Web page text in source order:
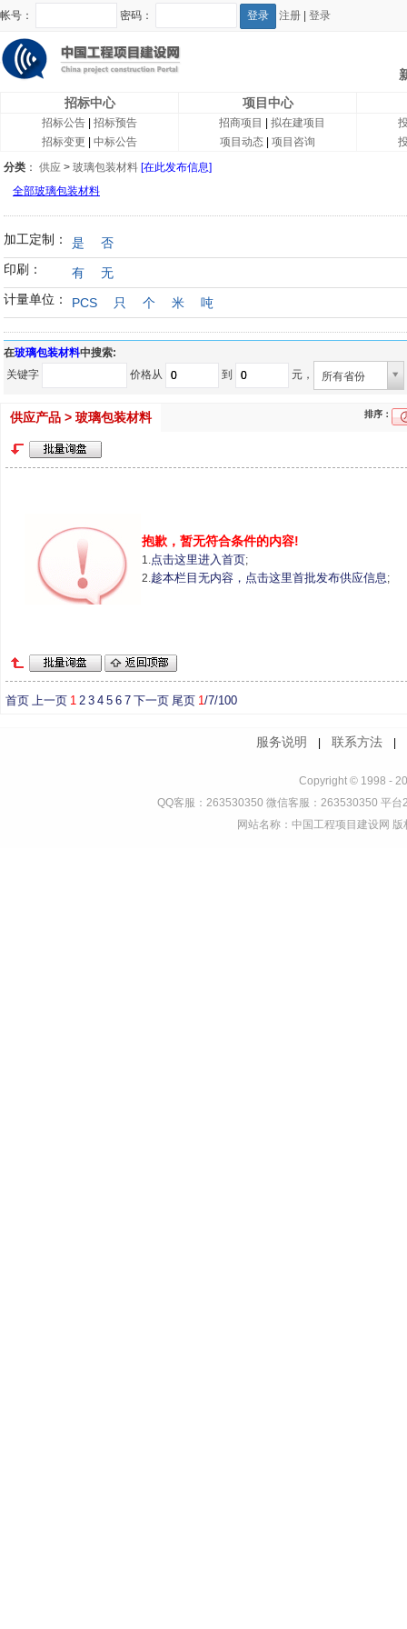
帐号： 密码： 注册 登录
招标中心
项目中心
招标公告
招标预告
招标变更
中标公告
招商项目
拟在建项目
项目动态
项目咨询
分类 ： 供应 > 玻璃包装材料 [在此发布信息]
全部玻璃包装材料
加工定制： 是
否
印刷：
有
无
计量单位：
PCS 只 个 米 吨
在玻璃包装材料中搜索:
关键字
价格从 到 元， 所有省份
供应产品 > 玻璃包装材料 排序：
抱歉，暂无符合条件的内容!
1.点击这里进入首页;
2.趁本栏目无内容，点击这里首批发布供应信息;
首页 上一页 1 2 3 4 5 6 7 下一页 尾页 1/7/100
服务说明 联系方法
Copyright © 1998 -
QQ客服：263530350 微信客服：263530350 平
网站名称：中国工程项目建设网